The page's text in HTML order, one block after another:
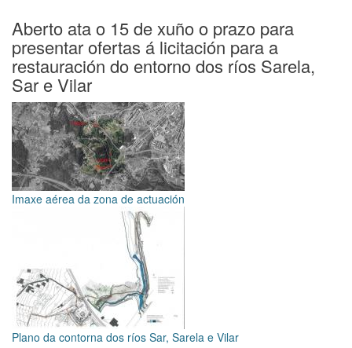
Encontro
Emprendedor
xirará
arredor
da
economía
urbana
Aberto ata o 15 de xuño o prazo para
presentar ofertas á licitación para a
restauración do entorno dos ríos Sarela,
Sar e Vilar
Imaxe aérea da zona de actuación
Plano da contorna dos ríos Sar, Sarela e Vilar